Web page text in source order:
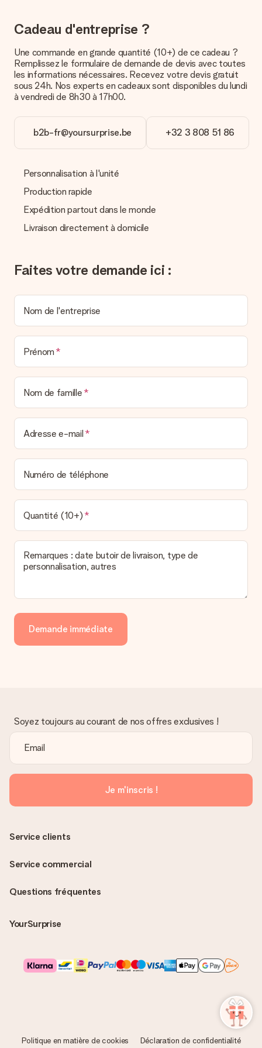
Paiement
Comment puis-je régler ma commande ?
Nous proposons les formes de paiement suivantes : Paypal,
carte bancaire ou par virement bancaire. Comptez un délai de
3 jours supplémentaires pour la livraison de votre cadeau en
cas de paiement par virement bancaire.
Que puis-je faire si le cadeau ne me convient pas tout à
Nous déplorons le fait que votre cadeau ne vous plaise pas.
vous aidera à trouver une solution satisfaisante.
La facture est-elle envoyée avec le cadeau ?
l’envoyons par e-mail avec la confirmation de commande. Vous
pouvez de même retrouver votre facture dans votre espace
personnel MySurprise. Vous pouvez ainsi être tranquille et
Cadeau d'entreprise ?
Une commande en grande quantité (10+) de ce cadeau ?
Remplissez le formulaire de demande de devis avec toutes
les informations nécessaires. Recevez votre devis gratuit
sous 24h. Nos experts en cadeaux sont disponibles du lundi
à vendredi de 8h30 à 17h00.
b2b-fr@yoursurprise.be +32 3 808 51 86
Personnalisation à l'unité
Production rapide
Expédition partout dans le monde
Livraison directement à domicile
Faites votre demande ici :
Nom de l'entreprise
Prénom
Nom de famille
Adresse e-mail
Numéro de téléphone
Quantité (10+)
Remarques : date butoir de livraison, type de
personnalisation, autres
Demande immédiate
Soyez toujours au courant de nos offres exclusives !
Je m'inscris !
Questions fréquentes
YourSurprise
Service clients
Service commercial
Politique en matière de cookies Déclaration de confidentialité